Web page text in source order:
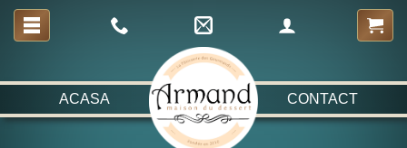
ACASA CONTACT